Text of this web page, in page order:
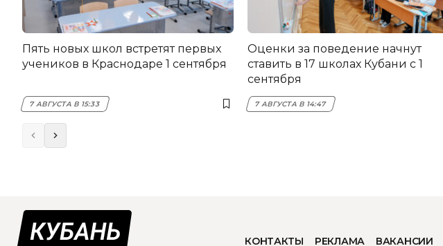
Пять новых школ встретят первых
учеников в Краснодаре 1 сентября
7 АВГУСТА В 15:33
Оценки за поведение начнут
ставить в 17 школах Кубани с 1
сентября
7 АВГУСТА В 14:47
КОНТАКТЫ РЕКЛАМА ВАКАНСИИ